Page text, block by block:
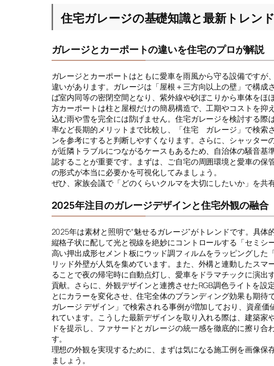
住宅ガレージの基礎知識と最新トレンド
ガレージとカーポートの違いを住宅のプロが解説
ガレージとカーポートはともに愛車を雨風から守る設備ですが
違いがあります。ガレージは「屋根＋三方向以上の壁」で構成
ば室内同等の密閉空間となり、紫外線や砂ぼこりから車体をほ
方カーポートは柱と屋根だけの簡易構造で、工期やコストを抑
込む雨や雪を完全には防げません。住宅ガレージを検討する際
率など長期的メリットまで比較し、「住宅 ガレージ」で検索
ンを参考にすると判断しやすくなります。さらに、シャッター
が近隣トラブルにつながるケースもあるため、自治体の騒音基
認することが重要です。まずは、ご自宅の周囲環境と愛車の保
の形式が本当に必要かを可視化してみましょう。
ぜひ、家族会議で「どのくらいクルマを大切にしたいか」を共
2025年注目のガレージデザインと住宅外観の融合
2025年は素材と照明で“魅せるガレージ”がトレンドです。具体
縦格子状に配して光と視線を絶妙にコントロールする「セミシ
高い押出成形セメント板にウッド調フィルムをラッピングした
リッド外壁が人気を集めています。また、外構と連動したスマ
ることで夜の帰宅時に自動点灯し、愛車をドラマチックに演出
貢献。さらに、外観デザインと連携させたRGB調色ライトを設
とにカラーを変化させ、住宅全体のブランディング効果も期待
ガレージ デザイン」で検索される事例が増加しており、資産価
れています。こうした最新デザインを取り入れる際は、建築家
ドを提示し、ファサードとガレージの統一感を徹底的に擦り合
す。
理想の外観を実現するために、まずは気になる施工例を画像保
ましょう。